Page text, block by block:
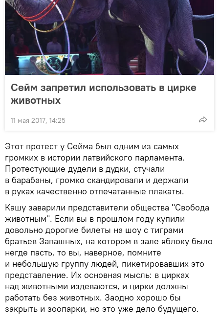
Сейм запретил использовать в цирке
животных
11 мая 2017, 14:25
Этот протест у Сейма был одним из самых
громких в истории латвийского парламента.
Протестующие дудели в дудки, стучали
в барабаны, громко скандировали и держали
в руках качественно отпечатанные плакаты.
Кашу заварили представители общества "Свобода
животным". Если вы в прошлом году купили
довольно дорогие билеты на шоу с тиграми
братьев Запашных, на котором в зале яблоку было
негде пасть, то вы, наверное, помните
и небольшую группу людей, пикетировавших это
представление. Их основная мысль: в цирках
над животными издеваются, и цирки должны
работать без животных. Заодно хорошо бы
закрыть и зоопарки, но это уже дело будущего.